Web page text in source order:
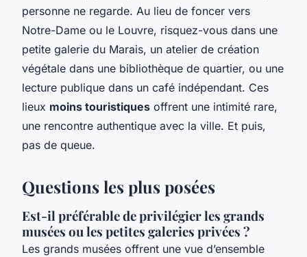
personne ne regarde. Au lieu de foncer vers
Notre-Dame ou le Louvre, risquez-vous dans une
petite galerie du Marais, un atelier de création
végétale dans une bibliothèque de quartier, ou une
lecture publique dans un café indépendant. Ces
lieux moins touristiques offrent une intimité rare,
une rencontre authentique avec la ville. Et puis,
pas de queue.
Questions les plus posées
Est-il préférable de privilégier les grands
musées ou les petites galeries privées ?
Les grands musées offrent une vue d’ensemble